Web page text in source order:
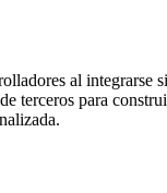
al integrarse
terceros para